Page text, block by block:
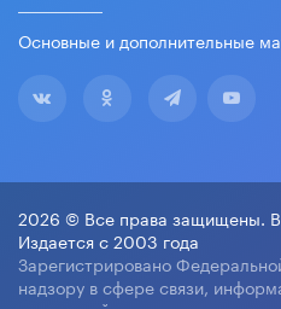
Основные и дополнительные
2026 © Все права защищены.
Издается с 2003 года
Зарегистрировано
надзору в сфере связи,